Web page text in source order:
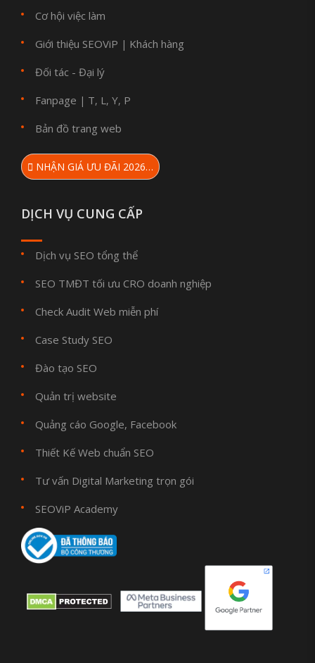
Cơ hội việc làm
Giới thiệu SEOViP | Khách hàng
Đối tác - Đại lý
Fanpage | T, L , Y, P
Bản đồ trang web
NHẬN GIÁ ƯU ĐÃI 2026…
DỊCH VỤ CUNG CẤP
Dịch vụ SEO tổng thể
SEO TMĐT tối ưu CRO doanh nghiệp
Check Audit Web miễn phí
Case Study SEO
Đào tạo SEO
Quản trị website
Quảng cáo Google, Facebook
Thiết Kế Web chuẩn SEO
Tư vấn Digital Marketing trọn gói
SEOViP Academy